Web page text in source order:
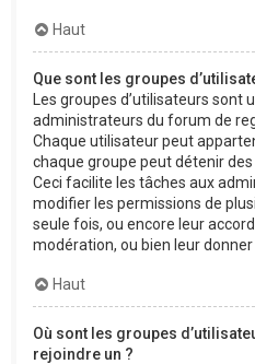
Haut
Que sont les groupes
Les groupes d’utilisateurs sont
administrateurs du forum de
Chaque utilisateur peut
chaque groupe peut détenir
Ceci facilite les tâches aux
modifier les permissions de
seule fois, ou encore leur
modération, ou bien leur
Haut
Où sont les groupes
rejoindre un ?